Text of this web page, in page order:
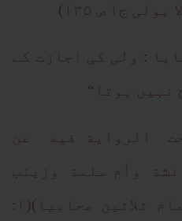
ج۱ ص ۱۳۵)
: ولی کی اجازت کے
نہیں ہوتا“
الرواية فيه عن
وأم سلمة وزينب
بنت جحش ثم سرد تمام ثلاثين صحابيا)(۱: